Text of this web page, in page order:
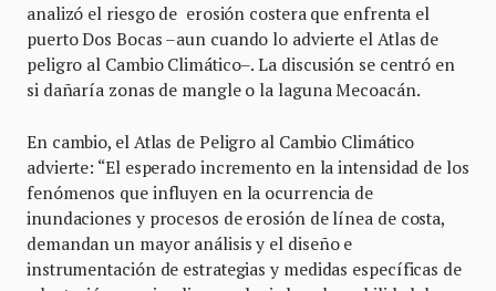
analizó el riesgo de erosión costera que enfrenta el
puerto Dos Bocas –aun cuando lo advierte el Atlas de
peligro al Cambio Climático–. La discusión se centró en
si dañaría zonas de mangle o la laguna Mecoacán.
En cambio, el Atlas de Peligro al Cambio Climático
advierte: “El esperado incremento en la intensidad de los
fenómenos que influyen en la ocurrencia de
inundaciones y procesos de erosión de línea de costa,
demandan un mayor análisis y el diseño e
instrumentación de estrategias y medidas específicas de